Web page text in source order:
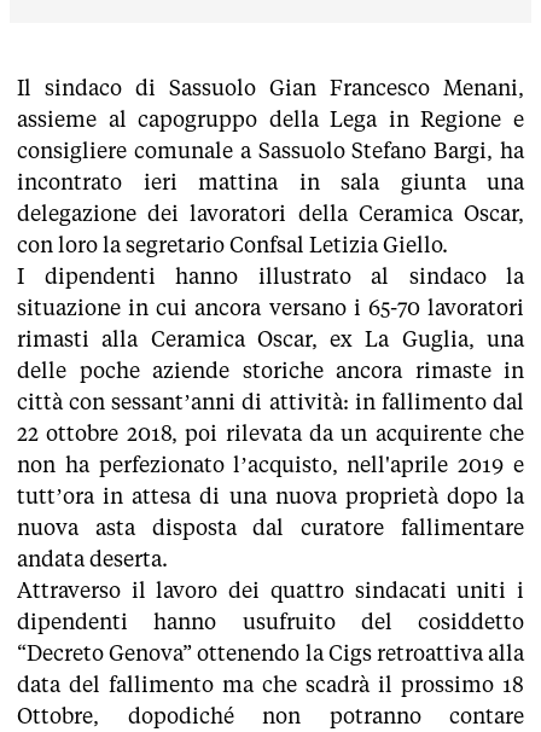
Il sindaco di Sassuolo Gian Francesco Menani,
assieme al capogruppo della Lega in Regione e
consigliere comunale a Sassuolo Stefano Bargi, ha
incontrato ieri mattina in sala giunta una
delegazione dei lavoratori della Ceramica Oscar,
con loro la segretario Confsal Letizia Giello.
I dipendenti hanno illustrato al sindaco la
situazione in cui ancora versano i 65-70 lavoratori
rimasti alla Ceramica Oscar, ex La Guglia, una
delle poche aziende storiche ancora rimaste in
città con sessant’anni di attività: in fallimento dal
22 ottobre 2018, poi rilevata da un acquirente che
non ha perfezionato l’acquisto, nell'aprile 2019 e
tutt’ora in attesa di una nuova proprietà dopo la
nuova asta disposta dal curatore fallimentare
andata deserta.
Attraverso il lavoro dei quattro sindacati uniti i
dipendenti hanno usufruito del cosiddetto
“Decreto Genova” ottenendo la Cigs retroattiva alla
data del fallimento ma che scadrà il prossimo 18
Ottobre, dopodiché non potranno contare